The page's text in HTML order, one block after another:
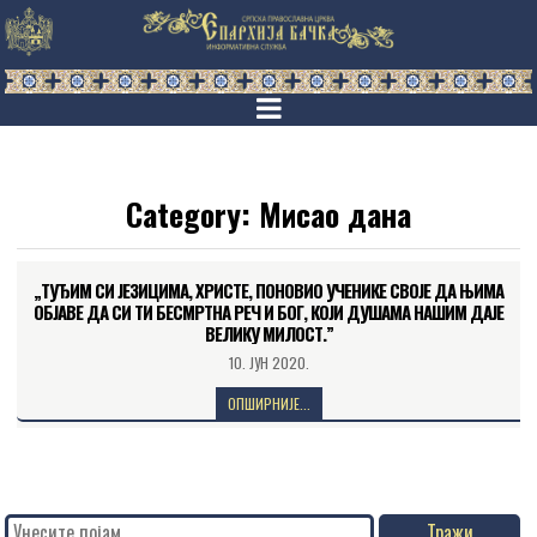
Category: Мисао дана
„ТУЂИМ СИ ЈЕЗИЦИМА, ХРИСТЕ, ПОНОВИО УЧЕНИКЕ СВОЈЕ ДА ЊИМА
ОБЈАВЕ ДА СИ ТИ БЕСМРТНА РЕЧ И БОГ, КОЈИ ДУШАМА НАШИМ ДАЈЕ
ВЕЛИКУ МИЛОСТ.”
10. ЈУН 2020.
ОПШИРНИЈЕ...
Search